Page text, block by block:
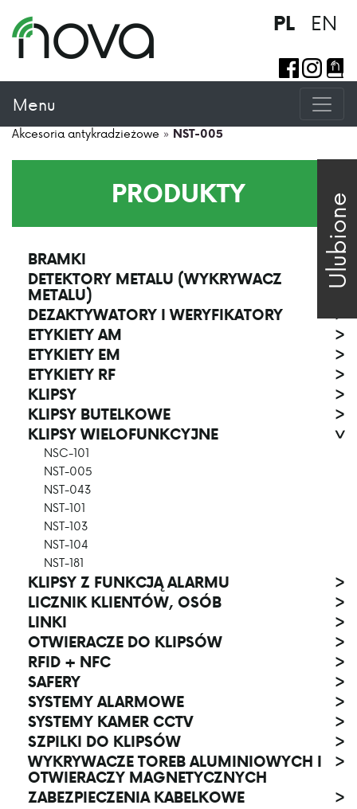
Ulubione
PL EN
Menu
Akcesoria antykradzieżowe » NST-005
PRODUKTY
BRAMKI
>
DETEKTORY METALU (WYKRYWACZ
METALU)
>
DEZAKTYWATORY I WERYFIKATORY
>
ETYKIETY AM
>
ETYKIETY EM
>
ETYKIETY RF
>
KLIPSY
>
KLIPSY BUTELKOWE
>
KLIPSY WIELOFUNKCYJNE
>
NSC-101
NST-005
NST-043
NST-101
NST-103
NST-104
NST-181
KLIPSY Z FUNKCJĄ ALARMU
>
LICZNIK KLIENTÓW, OSÓB
>
LINKI
>
OTWIERACZE DO KLIPSÓW
>
RFID + NFC
>
SAFERY
>
SYSTEMY ALARMOWE
>
SYSTEMY KAMER CCTV
>
SZPILKI DO KLIPSÓW
>
WYKRYWACZE TOREB ALUMINIOWYCH I
OTWIERACZY MAGNETYCZNYCH
>
ZABEZPIECZENIA KABELKOWE
>